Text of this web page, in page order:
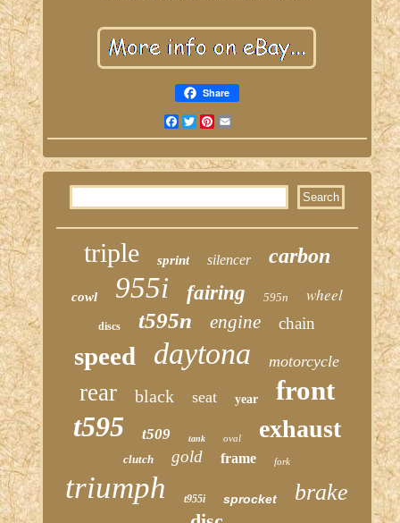
Share
Facebook
TwitterPinterest
triple sprint silencer carbon
cowl 955i fairing 595n wheel
discs t595n engine chain
speed daytona motorcycle
rear black seat year front
t595 t509 tank oval exhaust
clutch gold frame fork
triumph t955i sprocket brake